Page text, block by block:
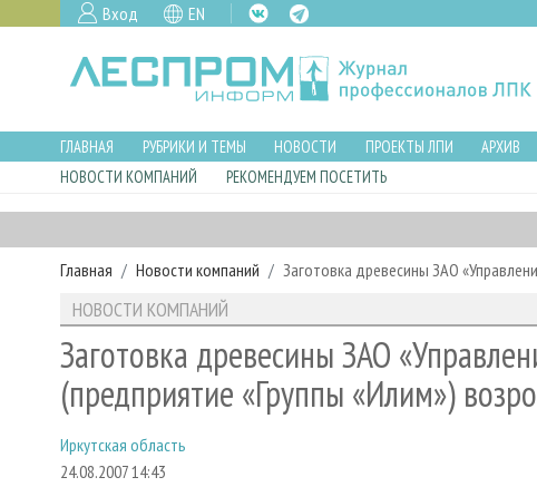
Вход EN
ГЛАВНАЯ РУБРИКИ И ТЕМЫ НОВОСТИ ПРОЕКТЫ ЛПИ АРХИВ
НОВОСТИ КОМПАНИЙ
РЕКОМЕНДУЕМ ПОСЕТИТЬ
Главная Новости компаний Заготовка древесины ЗАО
НОВОСТИ КОМПАНИЙ
Заготовка древесины ЗАО
(предприятие «Группы «Илим»)
Иркутская область
24.08.2007 14:43